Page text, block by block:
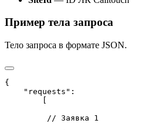
Пример тела запроса
Тело запроса в формате JSON.
{
    "requests":
         // Заявка 1